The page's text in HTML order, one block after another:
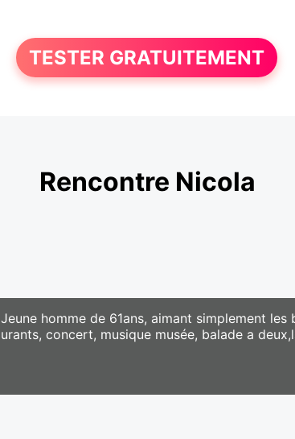
TESTER GRATUITEMENT
Rencontre Nicola
Jeune homme de 61ans, aimant simplement
urants, concert, musique musée, balade a